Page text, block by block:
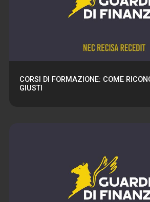
CORSI DI FORMAZIONE: COME
GIUSTI